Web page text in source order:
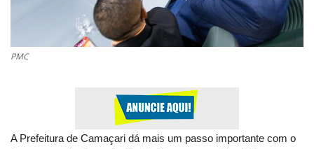
Educação
Segurança
PMC
A Prefeitura de Camaçari dá mais um passo importante com o